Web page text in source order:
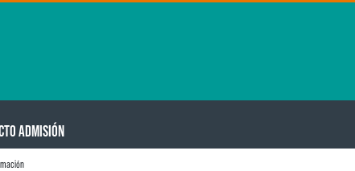
ADMISIÓN